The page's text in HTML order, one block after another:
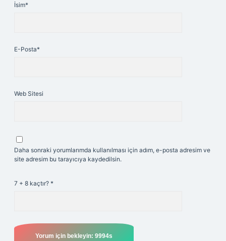
İsim*
E-Posta*
Web Sitesi
Daha sonraki yorumlarımda kullanılması için adım, e-posta adresim ve
site adresim bu tarayıcıya kaydedilsin.
7 + 8 kaçtır? *